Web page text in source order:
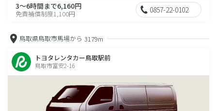
3～6時間まで6,160円
免責補償制度1,100円 0857-22-0102
鳥取県鳥取市馬場から 3179m
トヨタレンタカー鳥取駅前
鳥取市富安2-16